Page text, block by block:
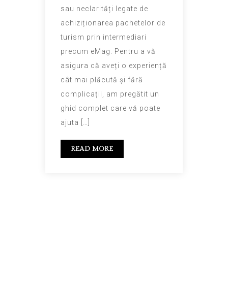
sau neclarități legate de
achiziționarea pachetelor de
turism prin intermediari
precum eMag. Pentru a vă
asigura că aveți o experiență
cât mai plăcută și fără
complicații, am pregătit un
ghid complet care vă poate
ajuta […]
READ MORE